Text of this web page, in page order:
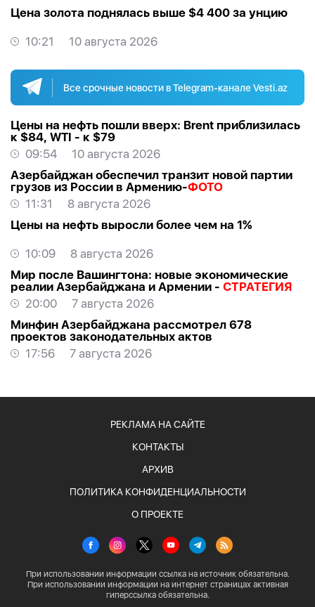
Цена золота поднялась выше $4 400 за унцию
10:21 10 августа 2026
Все срочные новости в Telegram-канале Vesti.az
Цены на нефть пошли вверх: Brent приблизилась
к $84, WTI - к $79
09:54
10 августа 2026
Азербайджан обеспечил транзит новой партии
грузов из России в Армению-ФОТО
11:31
8 августа 2026
Цены на нефть выросли более чем на 1%
10:09
8 августа 2026
Мир после Вашингтона: новые экономические
реалии Азербайджана и Армении - СТРАТЕГИЯ
20:00
7 августа 2026
Минфин Азербайджана рассмотрел 678
проектов законодательных актов
17:56
7 августа 2026
РЕКЛАМА НА САЙТЕ
КОНТАКТЫ
АРХИВ
ПОЛИТИКА КОНФИДЕНЦИАЛЬНОСТИ
О ПРОЕКТЕ
При использовании информации ссылка на источник обязательна.
При использовании информации на интернет страницах активная
гиперссылка обязательна.